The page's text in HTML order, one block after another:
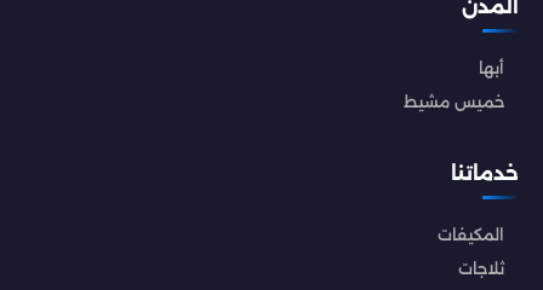
المدن
أبها
خميس مشيط
خدماتنا
المكيفات
ثلاجات